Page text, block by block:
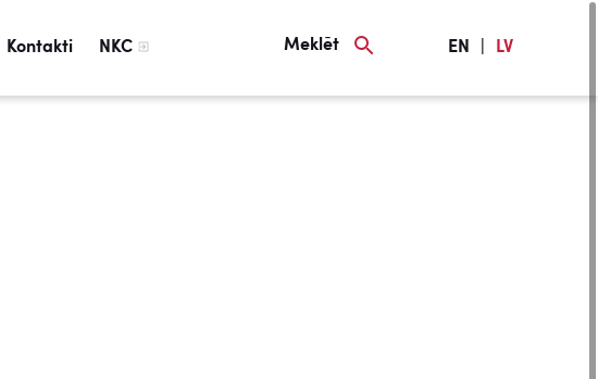
Kontakti NKC Meklēt EN LV